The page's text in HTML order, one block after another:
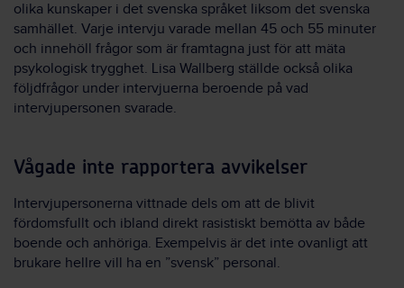
olika kunskaper i det svenska språket liksom det svenska
samhället. Varje intervju varade mellan 45 och 55 minuter
och innehöll frågor som är framtagna just för att mäta
psykologisk trygghet. Lisa Wallberg ställde också olika
följdfrågor under intervjuerna beroende på vad
intervjupersonen svarade.
Vågade inte rapportera avvikelser
Intervjupersonerna vittnade dels om att de blivit
fördomsfullt och ibland direkt rasistiskt bemötta av både
boende och anhöriga. Exempelvis är det inte ovanligt att
brukare hellre vill ha en ”svensk” personal.